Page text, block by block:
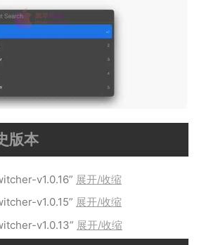
版本
v1.0.16” 展开/收缩
v1.0.15” 展开/收缩
v1.0.13” 展开/收缩